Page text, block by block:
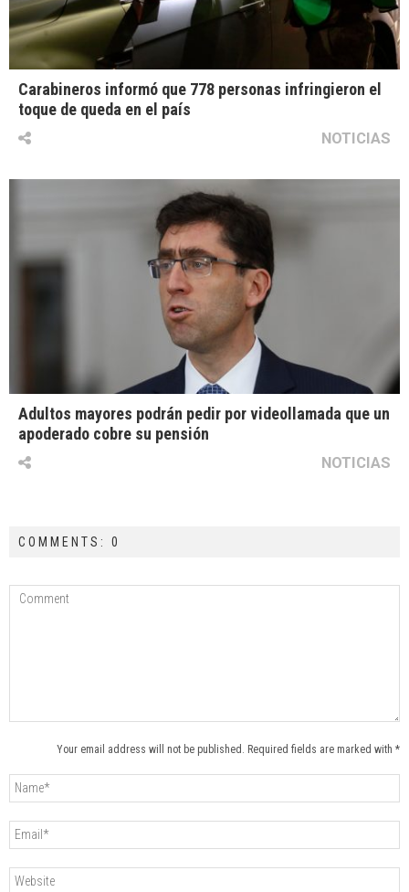
Carabineros informó que 778 personas infringieron el
toque de queda en el país
NOTICIAS
Adultos mayores podrán pedir por videollamada que un
apoderado cobre su pensión
NOTICIAS
COMMENTS: 0
Your email address will not be published. Required fields are marked with *